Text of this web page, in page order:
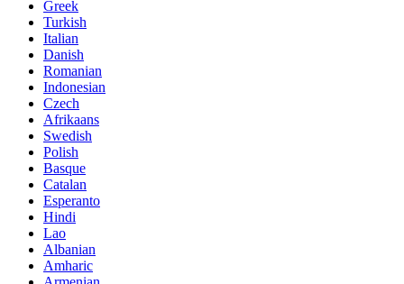
Greek
Turkish
Italian
Danish
Romanian
Indonesian
Czech
Afrikaans
Swedish
Polish
Basque
Catalan
Esperanto
Hindi
Lao
Albanian
Amharic